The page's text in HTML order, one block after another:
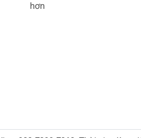
hơn